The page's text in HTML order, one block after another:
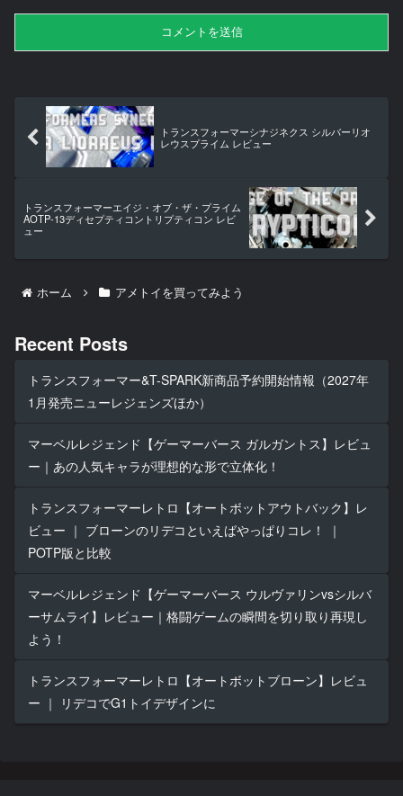
トランスフォーマーシナジネクス シルバーリオ
レウスプライム レビュー
トランスフォーマーエイジ・オブ・ザ・プライム
AOTP-13ディセプティコントリプティコン レビ
ュー
ホーム アメトイを買ってみよう
Recent Posts
トランスフォーマー&T-SPARK新商品予約開始情報（2027年
1月発売ニューレジェンズほか）
マーベルレジェンド【ゲーマーバース ガルガントス】レビュ
ー｜あの人気キャラが理想的な形で立体化！
トランスフォーマーレトロ【オートボットアウトバック】レ
ビュー ｜ ブローンのリデコといえばやっぱりコレ！ ｜
POTP版と比較
マーベルレジェンド【ゲーマーバース ウルヴァリンvsシルバ
ーサムライ】レビュー｜格闘ゲームの瞬間を切り取り再現し
よう！
トランスフォーマーレトロ【オートボットブローン】レビュ
ー ｜ リデコでG1トイデザインに